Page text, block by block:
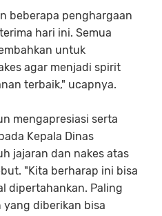
beberapa penghargaan
hari ini. Semua
untuk
agar menjadi spirit
terbaik," ucapnya.
mengapresiasi serta
Kepala Dinas
jajaran dan nakes atas
"Kita berharap ini bisa
dipertahankan. Paling
diberikan bisa